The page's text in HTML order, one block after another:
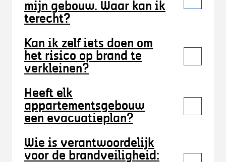
mijn gebouw. Waar kan ik
terecht?
Kan ik zelf iets doen om
het risico op brand te
verkleinen?
Heeft elk
appartementsgebouw
een evacuatieplan?
Wie is verantwoordelijk
voor de brandveiligheid: